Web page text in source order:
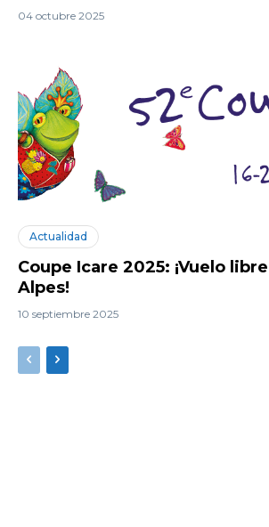
04 octubre 2025
Actualidad
Coupe Icare 2025: ¡Vuelo
Alpes!
10 septiembre 2025